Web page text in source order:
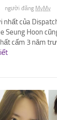
người đăng MyMy
nhất của
Seung Hoon
cấm 3 năm